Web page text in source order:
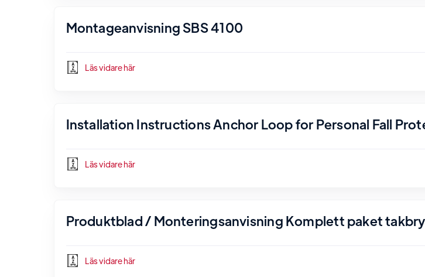
Montageanvisning SBS 4100
Läs vidare här
Installation Instructions Anchor Loop for Personal Fall
Läs vidare här
Produktblad / Monteringsanvisning Komplett paket
Läs vidare här